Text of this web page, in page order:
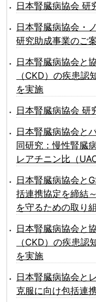
日本腎臓病協会 研
日本腎臓病協会・
研究助成事業のご
日本腎臓病協会と
（CKD）の疾患
を実施
日本腎臓病協会 研
日本腎臓病協会と
同研究：慢性腎臓
レアチニン比（
日本腎臓病協会と
括連携協定を締結
を守るための取り
日本腎臓病協会と
（CKD）の疾患
を実施
日本腎臓病協会と
克服に向け包括連